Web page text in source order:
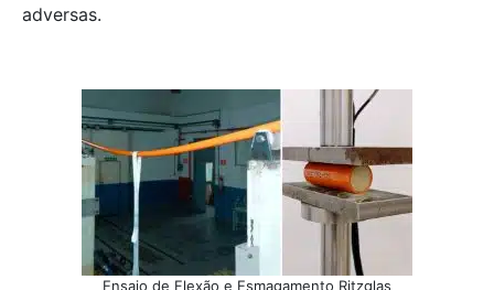
adversas.
Ensaio de Flexão e Esmagamento Ritzglas